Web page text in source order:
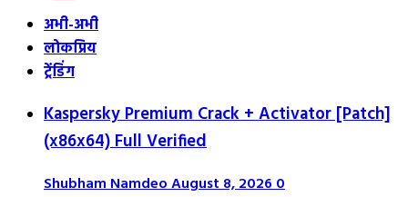
अभी-अभी
लोकप्रिय
ट्रेंडिंग
Kaspersky Premium Crack + Activator [Patch]
(x86x64) Full Verified
Shubham NamdeoAugust 8, 20260